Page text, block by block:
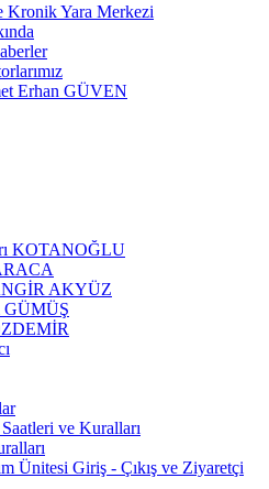
Kronik Yara Merkezi
Erhan GÜVEN
KOTANOĞLU
AKYÜZ
GÜMÜŞ
ve Kuralları
Ünitesi Giriş - Çıkış ve Ziyaretçi